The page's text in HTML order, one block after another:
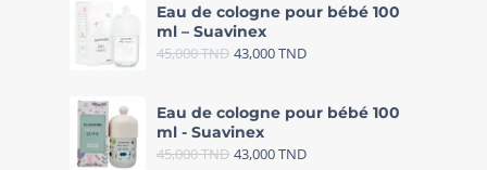
Eau de cologne pour bébé 100
ml – Suavinex
45,000TND 43,000TND
Eau de cologne pour bébé 100
ml - Suavinex
45,000TND 43,000TND